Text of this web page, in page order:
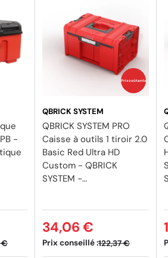
organiseur cantilever intégré -
stable
rangement sur le couvercle -
pièces
-
€
Prix coûtants
QBRICK SYSTEM
QBRICK SYSTEM PRO
Caisse à outils 1 tiroir 2.0
Basic Red Ultra HD
Custom - QBRICK
SYSTEM -
Prix conseillé :122,37 €
34,06 €